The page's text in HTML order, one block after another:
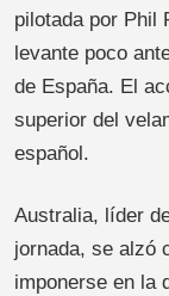
pilotada por Phil
levante poco
de España. El
superior del
español.
Australia, líder
jornada, se alzó
imponerse en la